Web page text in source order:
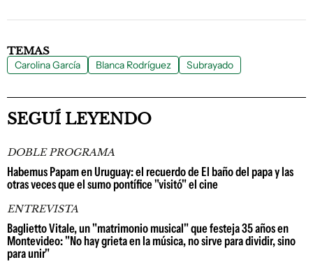
TEMAS
Carolina García Blanca Rodríguez Subrayado
SEGUÍ LEYENDO
DOBLE PROGRAMA
Habemus Papam en Uruguay: el recuerdo de El baño del papa y las
otras veces que el sumo pontífice "visitó" el cine
ENTREVISTA
Baglietto Vitale, un "matrimonio musical" que festeja 35 años en
Montevideo: "No hay grieta en la música, no sirve para dividir, sino
para unir"